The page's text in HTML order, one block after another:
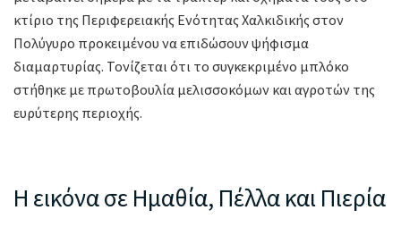
κτίριο της Περιφερειακής Ενότητας Χαλκιδικής στον
Πολύγυρο προκειμένου να επιδώσουν ψήφισμα
διαμαρτυρίας. Τονίζεται ότι το συγκεκριμένο μπλόκο
στήθηκε με πρωτοβουλία μελισσοκόμων και αγροτών της
ευρύτερης περιοχής.
Η εικόνα σε Ημαθία, Πέλλα και Πιερία